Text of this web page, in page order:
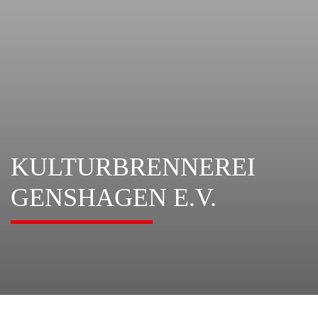
KULTURBRENNEREI
GENSHAGEN E.V.